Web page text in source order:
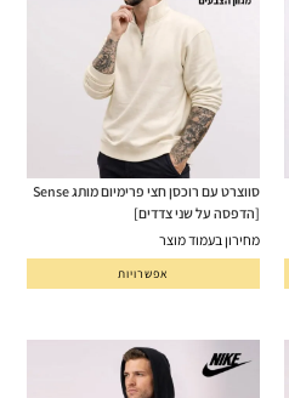
סווצרט עם רוכסן חצי פרימיום מותג Sense
[הדפסה על שני צדדים]
מחירון בעמוד מוצר
אפשרויות